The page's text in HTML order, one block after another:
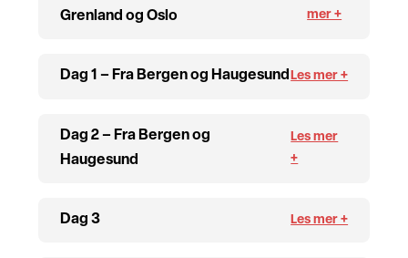
Grenland og Oslo
Dag 1 – Fra Bergen og Haugesund
Dag 2 – Fra Bergen og
Haugesund
Dag 3